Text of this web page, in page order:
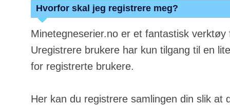
Hvorfor skal jeg registrere meg?
Minetegneserier.no er et fantastisk
Uregistrere brukere har kun tilgang til en
for registrerte brukere.
Her kan du registrere samlingen din slik at